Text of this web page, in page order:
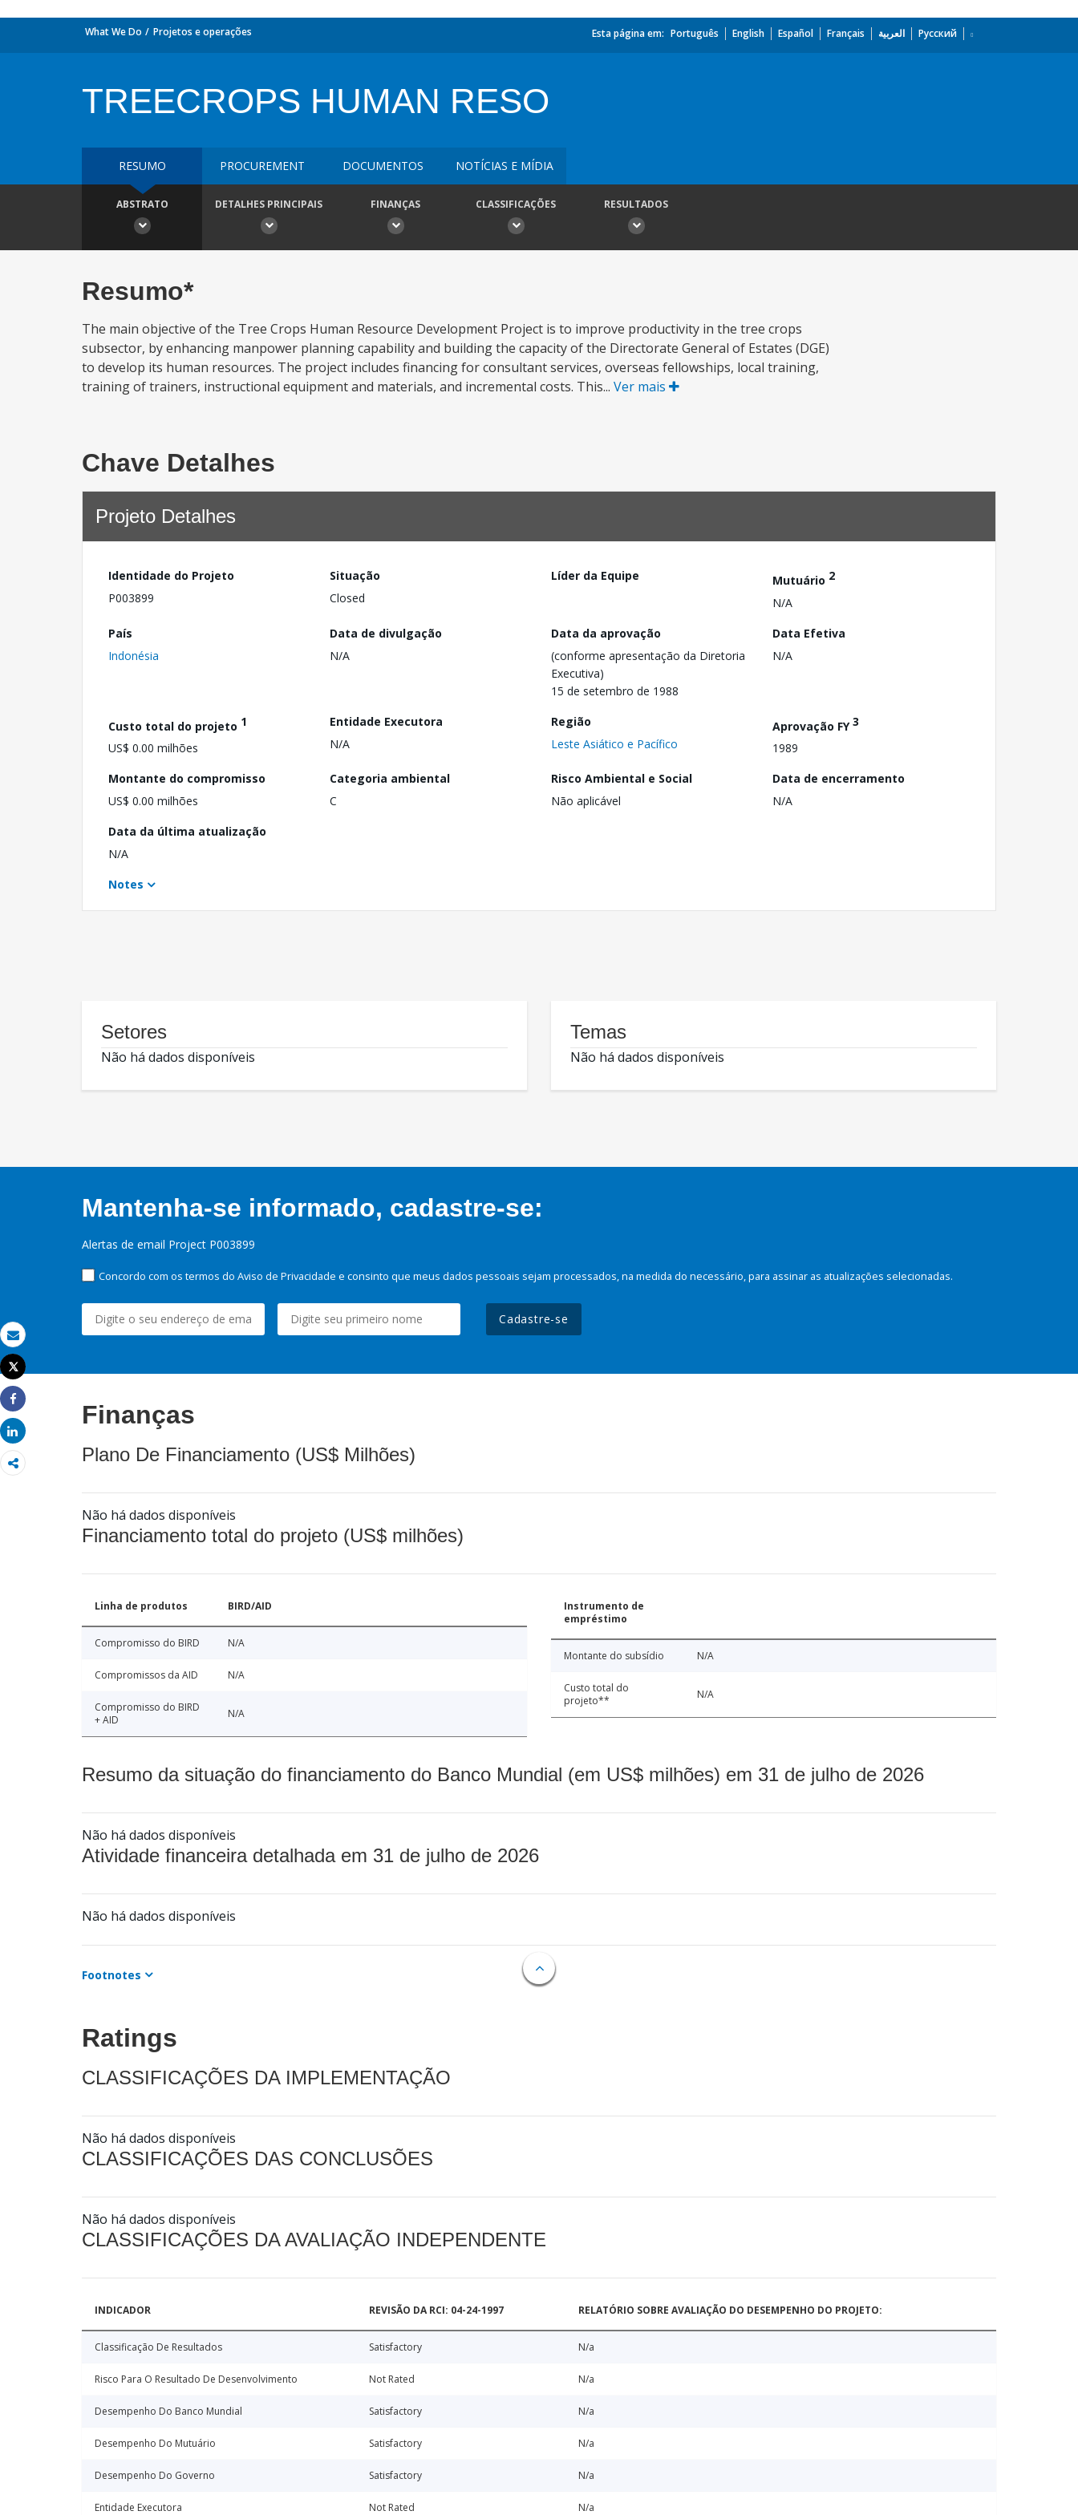
Email
Imprimir
Tweet
Share
Share
What We Do Projetos e operações Esta página em: Português English Español Français العربية Русский
TREECROPS HUMAN RESO
RESUMO PROCUREMENT DOCUMENTOS NOTÍCIAS E MÍDIA
ABSTRATO DETALHES PRINCIPAIS FINANÇAS CLASSIFICAÇÕES RESULTADOS
Resumo*
The main objective of the Tree Crops Human Resource Development Project is to improve productivity in the tree crops
subsector, by enhancing manpower planning capability and building the capacity of the Directorate General of Estates (DGE)
to develop its human resources. The project includes financing for consultant services, overseas fellowships, local training,
training of trainers, instructional equipment and materials, and incremental costs. This... Ver mais
Chave Detalhes
Projeto Detalhes
Identidade do Projeto
P003899
Situação
Closed
Líder da Equipe Mutuário 2
N/A
País
Indonésia
Data de divulgação
N/A
Data da aprovação
(conforme apresentação da Diretoria
Executiva)
15 de setembro de 1988
Data Efetiva
N/A
Custo total do projeto 1
US$ 0.00 milhões
Entidade Executora
N/A
Região
Leste Asiático e Pacífico
Aprovação FY3
1989
Montante do compromisso
US$ 0.00 milhões
Categoria ambiental
C
Risco Ambiental e Social
Não aplicável
Data de encerramento
N/A
Data da última atualização
N/A
Notes
Setores
Não há dados disponíveis
Temas
Não há dados disponíveis
Mantenha-se informado, cadastre-se:
Alertas de email Project P003899
Concordo com os termos do Aviso de Privacidade e consinto que meus dados pessoais sejam processados, na medida do necessário, para assinar as atualizações selecionadas.
Cadastre-se
Finanças
Plano De Financiamento (US$ Milhões)
Não há dados disponíveis
Financiamento total do projeto (US$ milhões)
Linha de produtos BIRD/AID
Compromisso do BIRD N/A
Compromissos da AID N/A
Compromisso do BIRD
+ AID
N/A
Instrumento de
empréstimo
Montante do subsídio N/A
Custo total do
projeto**
N/A
Resumo da situação do financiamento do Banco Mundial (em US$ milhões) em 31 de julho de 2026
Não há dados disponíveis
Atividade financeira detalhada em 31 de julho de 2026
Não há dados disponíveis
Footnotes
Ratings
CLASSIFICAÇÕES DA IMPLEMENTAÇÃO
Não há dados disponíveis
CLASSIFICAÇÕES DAS CONCLUSÕES
Não há dados disponíveis
CLASSIFICAÇÕES DA AVALIAÇÃO INDEPENDENTE
INDICADOR REVISÃO DA RCI: 04-24-1997 RELATÓRIO SOBRE AVALIAÇÃO DO DESEMPENHO DO PROJETO:
Classificação De Resultados Satisfactory N/a
Risco Para O Resultado De Desenvolvimento Not Rated N/a
Desempenho Do Banco Mundial Satisfactory N/a
Desempenho Do Mutuário Satisfactory N/a
Desempenho Do Governo Satisfactory N/a
Entidade Executora Not Rated N/a